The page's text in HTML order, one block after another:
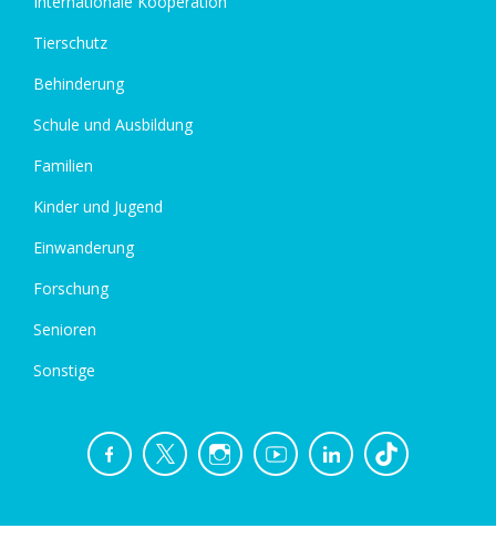
Tierschutz
Behinderung
Schule und Ausbildung
Familien
Kinder und Jugend
Einwanderung
Forschung
Senioren
Sonstige